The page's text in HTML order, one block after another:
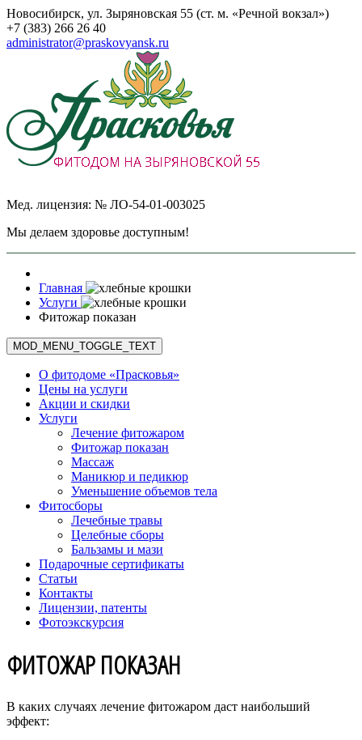
Новосибирск, ул. Зыряновская 55 (ст. м. «Речной вокзал»)
+7 (383) 266 26 40
administrator@praskovyansk.ru
Мед. лицензия: № ЛО-54-01-003025
Мы делаем здоровье доступным!
Главная
Услуги
Фитожар показан
MOD_MENU_TOGGLE_TEXT
О фитодоме «Прасковья»
Цены на услуги
Акции и скидки
Услуги
Лечение фитожаром
Фитожар показан
Массаж
Маникюр и педикюр
Уменьшение объемов тела
Фитосборы
Лечебные травы
Целебные сборы
Бальзамы и мази
Подарочные сертификаты
Статьи
Контакты
Лицензии, патенты
Фотоэкскурсия
ФИТОЖАР ПОКАЗАН
В каких случаях лечение фитожаром даст наибольший
эффект: